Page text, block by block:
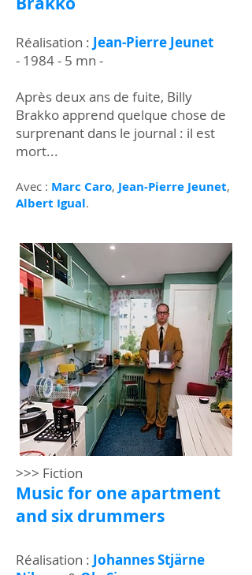
Réalisation : Jean-Pierre Jeunet
- 1984 - 5 mn -
Après deux ans de fuite, Billy
Brakko apprend quelque chose de
surprenant dans le journal : il est
mort...
Avec : Marc Caro, Jean-Pierre Jeunet,
Albert Igual.
>>> Fiction
Music for one apartment
and six drummers
Réalisation : Johannes Stjärne